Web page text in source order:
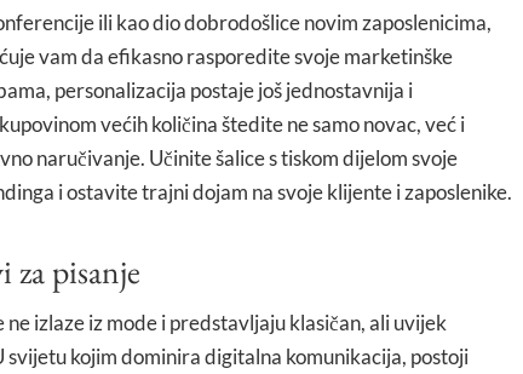
ili kao dio dobrodošlice novim zaposlenicima,
vam da efikasno rasporedite svoje marketinške
personalizacija postaje još jednostavnija i
većih količina štedite ne samo novac, već i
naručivanje. Učinite šalice s tiskom dijelom svoje
i ostavite trajni dojam na svoje klijente i zaposlenike.
za pisanje
ne izlaze iz mode i predstavljaju klasičan, ali uvijek
svijetu kojim dominira digitalna komunikacija, postoji